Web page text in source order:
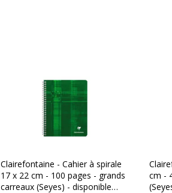
Clairefontaine - Cahier à spirale
17 x 22 cm - 100 pages - grands
carreaux (Seyes) - disponible
cm -